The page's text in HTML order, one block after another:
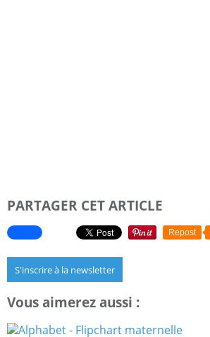
PARTAGER CET ARTICLE
Repost
S'inscrire à la newsletter
Vous aimerez aussi :